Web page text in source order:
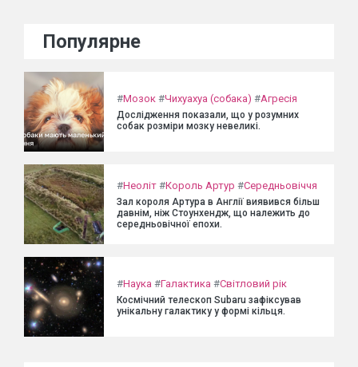
Популярне
#Мозок #Чихуахуа (собака) #Агресія
Дослідження показали, що у розумних
собак розміри мозку невеликі.
#Неоліт #Король Артур #Середньовіччя
Зал короля Артура в Англії виявився більш
давнім, ніж Стоунхендж, що належить до
середньовічної епохи.
#Наука #Галактика #Світловий рік
Космічний телескоп Subaru зафіксував
унікальну галактику у формі кільця.